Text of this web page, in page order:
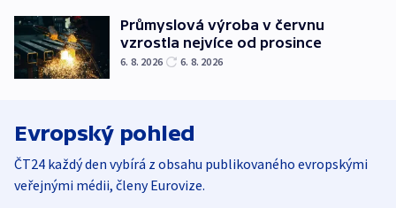
Průmyslová výroba v červnu
vzrostla nejvíce od prosince
6. 8. 2026 6. 8. 2026
Evropský pohled
ČT24 každý den vybírá z obsahu publikovaného evropskými
veřejnými médii, členy Eurovize.